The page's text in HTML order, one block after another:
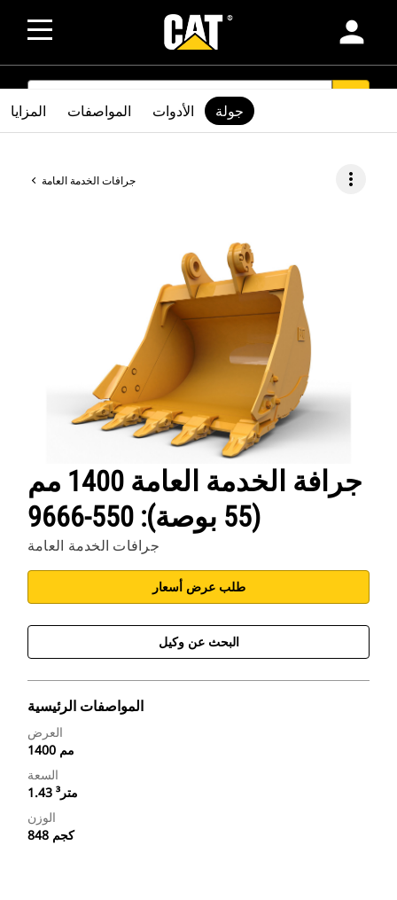
person
SEARCH
جرافات الخدمة العامة more_vert
جرافة الخدمة العامة 1400 مم
(55 بوصة): 550-9666
جرافات الخدمة العامة
طلب عرض أسعار
البحث عن وكيل
المواصفات الرئيسية
العرض
1400 مم
السعة
1.43 متر³
الوزن
848 كجم
المزايا المواصفات الأدوات جولة